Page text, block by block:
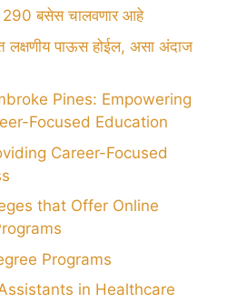
290 बसेस चालवणार आहे
लक्षणीय पाऊस होईल, असा अंदाज
Pines: Empowering
Focused Education
Career-Focused
that Offer Online
Programs
in Healthcare